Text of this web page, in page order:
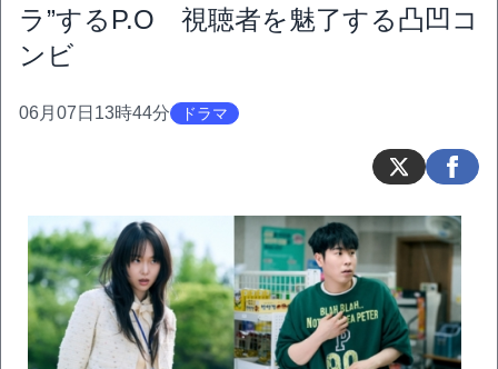
ラ”するP.O 視聴者を魅了する凸凹コ
ンビ
06月07日13時44分 ドラマ